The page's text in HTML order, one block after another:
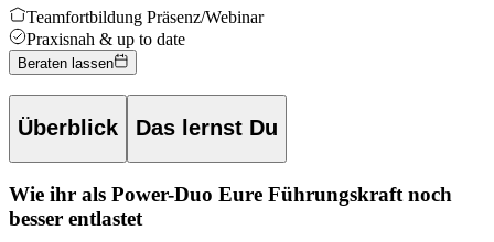
Teamfortbildung Präsenz/Webinar
Praxisnah & up to date
Beraten lassen
Überblick Das lernst Du
Wie ihr als Power-Duo Eure Führungskraft noch
besser entlastet